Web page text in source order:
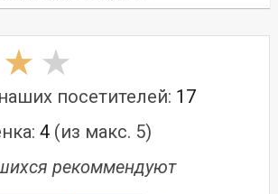
посетителей: 17
4(из макс. 5)
рекоммендуют